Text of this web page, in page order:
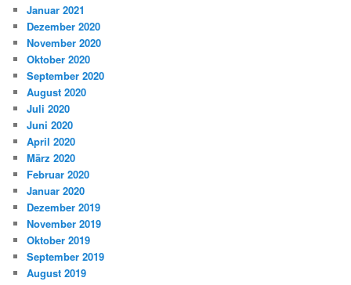
Januar 2021
Dezember 2020
November 2020
Oktober 2020
September 2020
August 2020
Juli 2020
Juni 2020
April 2020
März 2020
Februar 2020
Januar 2020
Dezember 2019
November 2019
Oktober 2019
September 2019
August 2019